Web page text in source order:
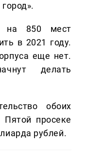
на 850 мест
в 2021 году.
еще нет.
делать
обоих
просеке
рублей.